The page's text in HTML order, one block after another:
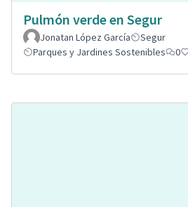
Pulmón verde en Segur
Jonatan López García
Segur
Parques y Jardines Sostenibles
0